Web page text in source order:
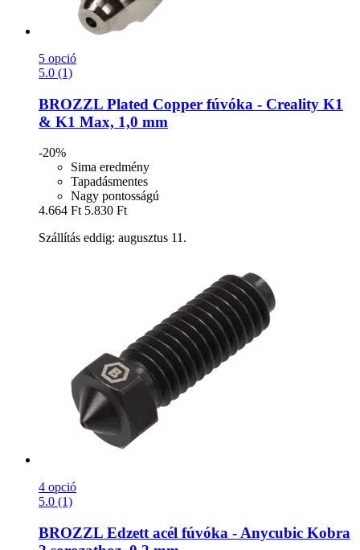
5 opció
5.0 (1)
BROZZL Plated Copper fúvóka -​ Creality K1
& K1 Max, 1,0 mm
-20%
Sima eredmény
Tapadásmentes
Nagy pontosságú
4.664 Ft 5.830 Ft
Szállítás eddig: augusztus 11.
4 opció
5.0 (1)
BROZZL Edzett acél fúvóka -​ Anycubic Kobra